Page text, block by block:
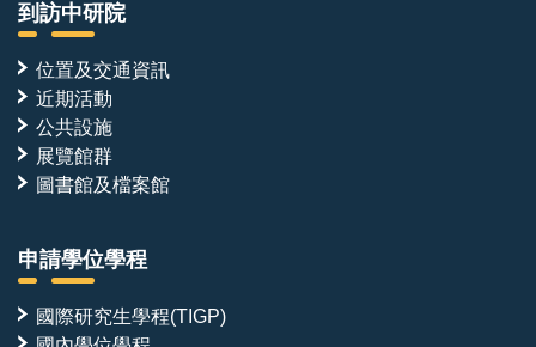
到訪中研院
位置及交通資訊
近期活動
公共設施
展覽館群
圖書館及檔案館
申請學位學程
國際研究生學程(TIGP)